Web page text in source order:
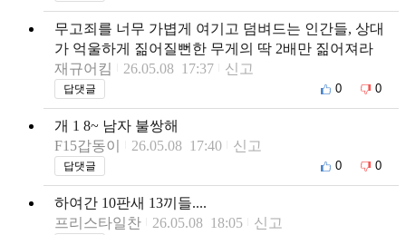
무고죄를 너무 가볍게 여기고 덤벼드는 인간들, 상대
가 억울하게 짊어질뻔한 무게의 딱 2배만 짊어져라
재규어킴
26.05.08 17:37 신고
답댓글 0 0
개 1 8~ 남자 불쌍해
F15갑동이
26.05.08 17:40 신고
답댓글 0 0
하여간 10판새 13끼들....
프리스타일찬
26.05.08 18:05 신고